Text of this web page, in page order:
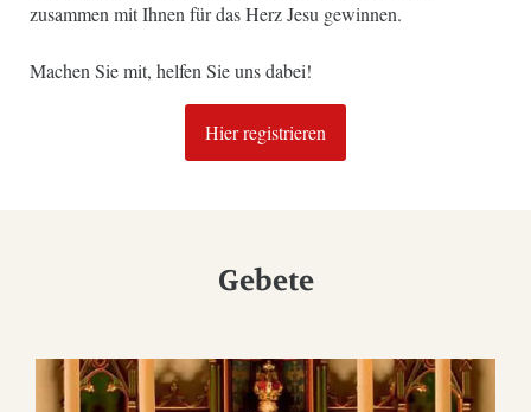
zusammen mit Ihnen für das Herz Jesu gewinnen.
Machen Sie mit, helfen Sie uns dabei!
Hier registrieren
Gebete